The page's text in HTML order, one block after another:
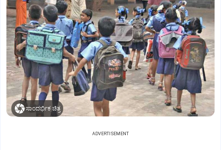
ಸಾಂದರ್ಭಿಕ ಚಿತ್ರ
ADVERTISEMENT